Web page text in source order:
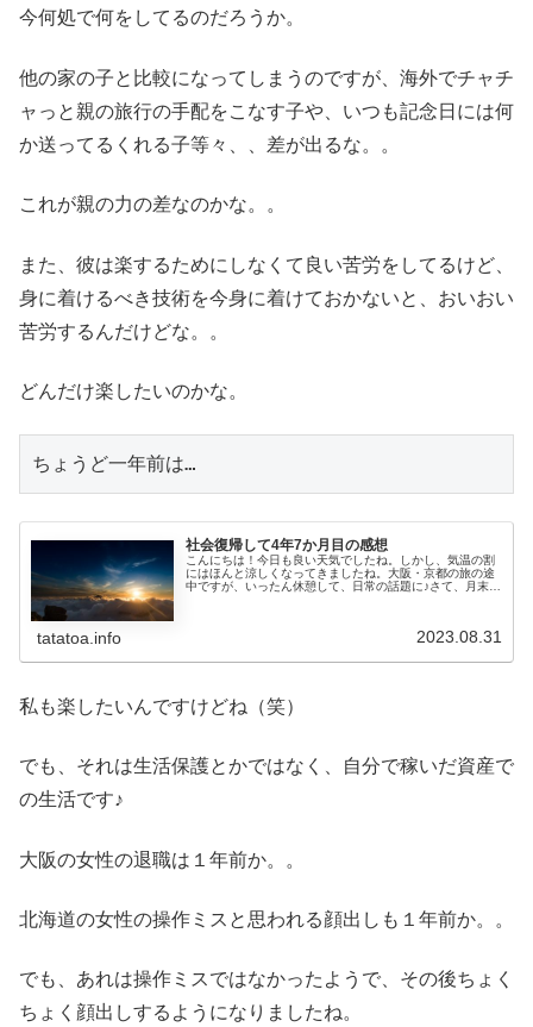
今何処で何をしてるのだろうか。
他の家の子と比較になってしまうのですが、海外でチャチ
ャっと親の旅行の手配をこなす子や、いつも記念日には何
か送ってるくれる子等々、、差が出るな。。
これが親の力の差なのかな。。
また、彼は楽するためにしなくて良い苦労をしてるけど、
身に着けるべき技術を今身に着けておかないと、おいおい
苦労するんだけどな。。
どんだけ楽したいのかな。
ちょうど一年前は…
社会復帰して4年7か月目の感想
こんにちは！今日も良い天気でしたね。しかし、気温の割
にはほんと涼しくなってきましたね。大阪・京都の旅の途
中ですが、いったん休憩して、日常の話題に♪さて、月末恒
tatatoa.info 2023.08.31
私も楽したいんですけどね（笑）
でも、それは生活保護とかではなく、自分で稼いだ資産で
の生活です♪
大阪の女性の退職は１年前か。。
北海道の女性の操作ミスと思われる顔出しも１年前か。。
でも、あれは操作ミスではなかったようで、その後ちょく
ちょく顔出しするようになりましたね。